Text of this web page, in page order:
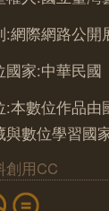
:網際網路公開
國家:中華民國
:本數位作品
與數位學習國
創用CC